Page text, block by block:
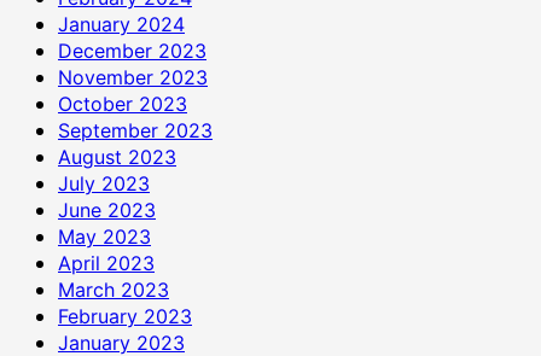
January 2024
December 2023
November 2023
October 2023
September 2023
August 2023
July 2023
June 2023
May 2023
April 2023
March 2023
February 2023
January 2023